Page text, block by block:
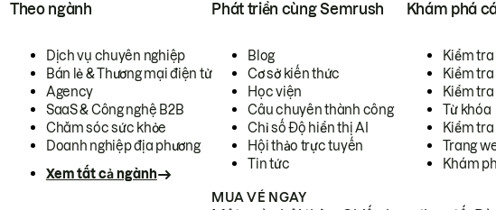
Theo ngành
Dịch vụ chuyên nghiệp
Bán lẻ & Thương mại điện tử
Agency
SaaS & Công nghệ B2B
Chăm sóc sức khỏe
Doanh nghiệp địa phương
Xem tất cả ngành
Phát triển cùng Semrush
Blog
Cơ sở kiến thức
Học viện
Câu chuyên thành công
Chỉ số Độ hiển thị AI
Hội thảo trực tuyến
Tin tức
Khám phá
Kiểm
Kiểm tra
Kiểm
Từ khóa
Kiểm
Trang
Khám
MUA VÉ NGAY